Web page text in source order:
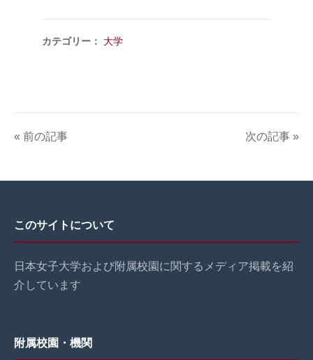
カテゴリー： 大学
« 前の記事 次の記事 »
このサイトについて
日本女子大学および附属校園に関するメディア掲載を紹
介しています
附属校園・機関